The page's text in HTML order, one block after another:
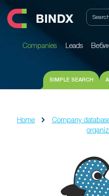
Companies Leads
Companies Leads
SIMPLE SEARCH
Home Company